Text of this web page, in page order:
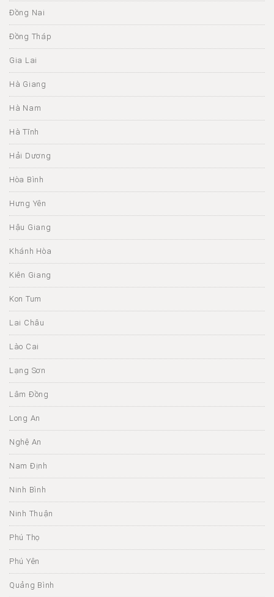
Đồng Nai
Đồng Tháp
Gia Lai
Hà Giang
Hà Nam
Hà Tĩnh
Hải Dương
Hòa Bình
Hưng Yên
Hậu Giang
Khánh Hòa
Kiên Giang
Kon Tum
Lai Châu
Lào Cai
Lạng Sơn
Lâm Đồng
Long An
Nghệ An
Nam Định
Ninh Bình
Ninh Thuận
Phú Thọ
Phú Yên
Quảng Bình